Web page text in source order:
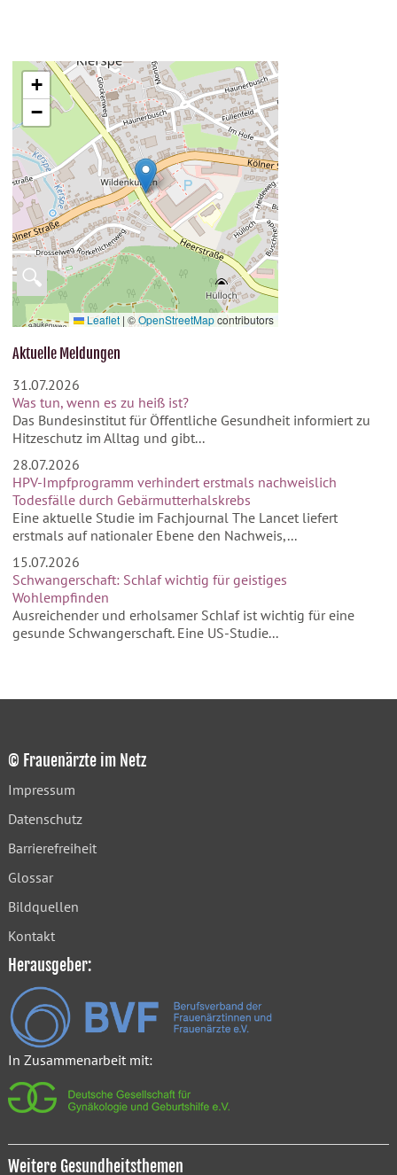
🔍
+
−
Leaflet | ©OpenStreetMapcontributors
Aktuelle Meldungen
31.07.2026
Was tun, wenn es zu heiß ist?
Das Bundesinstitut für Öffentliche Gesundheit informiert zu
Hitzeschutz im Alltag und gibt...
28.07.2026
HPV-Impfprogramm verhindert erstmals nachweislich
Todesfälle durch Gebärmutterhalskrebs
Eine aktuelle Studie im Fachjournal The Lancet liefert
erstmals auf nationaler Ebene den Nachweis,...
15.07.2026
Schwangerschaft: Schlaf wichtig für geistiges
Wohlempfinden
Ausreichender und erholsamer Schlaf ist wichtig für eine
gesunde Schwangerschaft. Eine US-Studie...
© Frauenärzte im Netz
Impressum
Datenschutz
Barrierefreiheit
Glossar
Bildquellen
Kontakt
Herausgeber:
In Zusammenarbeit mit:
Weitere Gesundheitsthemen